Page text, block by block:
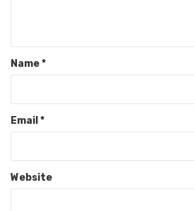
Name*
Email *
Website